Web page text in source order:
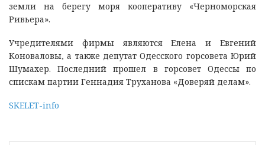
земли на берегу моря кооперативу «Черноморская
Ривьера».
Учредителями фирмы являются Елена и Евгений
Коноваловы, а также депутат Одесского горсовета Юрий
Шумахер. Последний прошел в горсовет Одессы по
спискам партии Геннадия Труханова «Доверяй делам».
SKELET-info